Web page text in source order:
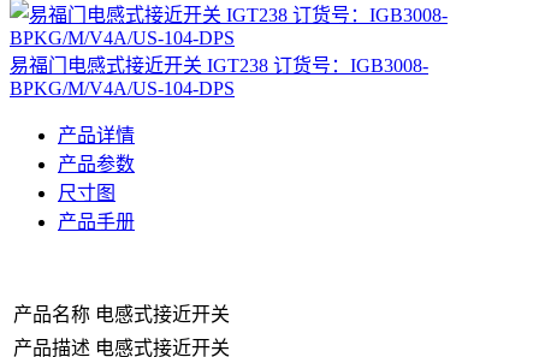
易福门电感式接近开关 IGT238 订货号：IGB3008-
BPKG/M/V4A/US-104-DPS
产品详情
产品参数
尺寸图
产品手册
产品名称 电感式接近开关
产品描述 电感式接近开关